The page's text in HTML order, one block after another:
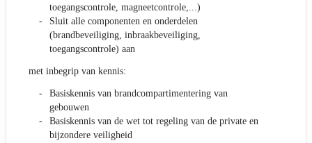
toegangscontrole, magneetcontrole,...)
Sluit alle componenten en onderdelen
(brandbeveiliging, inbraakbeveiliging,
toegangscontrole) aan
met inbegrip van kennis:
Basiskennis van brandcompartimentering van
gebouwen
Basiskennis van de wet tot regeling van de private en
bijzondere veiligheid